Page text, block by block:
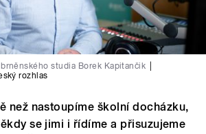
studia Borek Kapitančik
rozhlas
než nastoupíme školní docházku,
se jimi i řídíme a přisuzujeme